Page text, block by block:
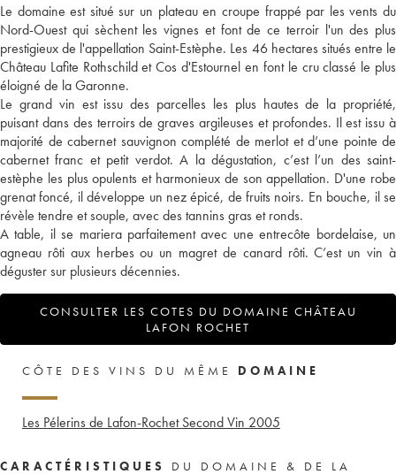
Le domaine est situé sur un plateau en croupe frappé par les vents du
Nord-Ouest qui sèchent les vignes et font de ce terroir l'un des plus
prestigieux de l'appellation Saint-Estèphe. Les 46 hectares situés entre le
Château Lafite Rothschild et Cos d'Estournel en font le cru classé le plus
éloigné de la Garonne.
Le grand vin est issu des parcelles les plus hautes de la propriété,
puisant dans des terroirs de graves argileuses et profondes. Il est issu à
majorité de cabernet sauvignon complété de merlot et d’une pointe de
cabernet franc et petit verdot. A la dégustation, c’est l’un des saint-
estèphe les plus opulents et harmonieux de son appellation. D'une robe
grenat foncé, il développe un nez épicé, de fruits noirs. En bouche, il se
révèle tendre et souple, avec des tannins gras et ronds.
A table, il se mariera parfaitement avec une entrecôte bordelaise, un
agneau rôti aux herbes ou un magret de canard rôti. C’est un vin à
déguster sur plusieurs décennies.
CONSULTER LES COTES DU DOMAINE CHÂTEAU
LAFON ROCHET
CÔTE DES VINS DU MÊME DOMAINE
Les Pélerins de Lafon-Rochet Second Vin 2005
CARACTÉRISTIQUES
DU DOMAINE & DE LA